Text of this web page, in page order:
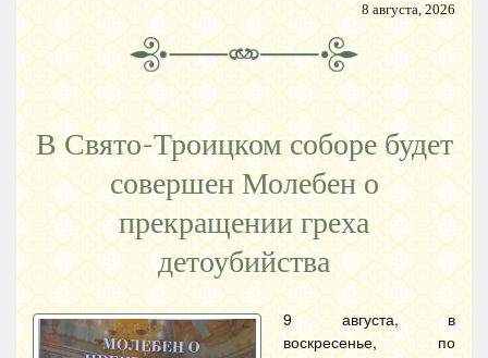
8 августа, 2026
В Свято-Троицком соборе будет
совершен Молебен о
прекращении греха
детоубийства
9 августа, в
воскресенье, по